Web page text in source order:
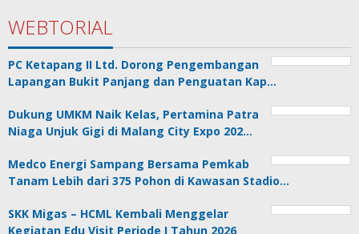
WEBTORIAL
PC Ketapang II Ltd. Dorong Pengembangan
Lapangan Bukit Panjang dan Penguatan Kap…
Dukung UMKM Naik Kelas, Pertamina Patra
Niaga Unjuk Gigi di Malang City Expo 202…
Medco Energi Sampang Bersama Pemkab
Tanam Lebih dari 375 Pohon di Kawasan Stadio…
SKK Migas – HCML Kembali Menggelar
Kegiatan Edu Visit Periode I Tahun 2026